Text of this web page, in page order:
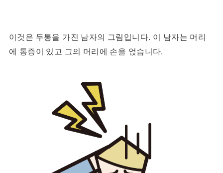
이것은 두통을 가진 남자의 그림입니다. 이 남자는 머리
에 통증이 있고 그의 머리에 손을 얹습니다.